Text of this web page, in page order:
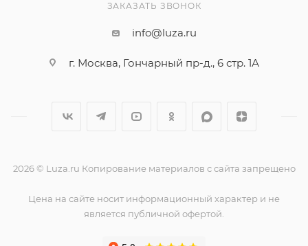
ЗАКАЗАТЬ ЗВОНОК
info@luza.ru
г. Москва, Гончарный пр-д., 6 стр. 1А
2026 © Luza.ru Копирование материалов с сайта запрещено
Цена на сайте носит информационный характер и не
является публичной офертой.